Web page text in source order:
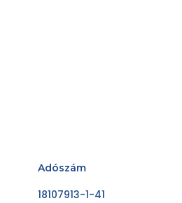
Adószám
18107913-1-41